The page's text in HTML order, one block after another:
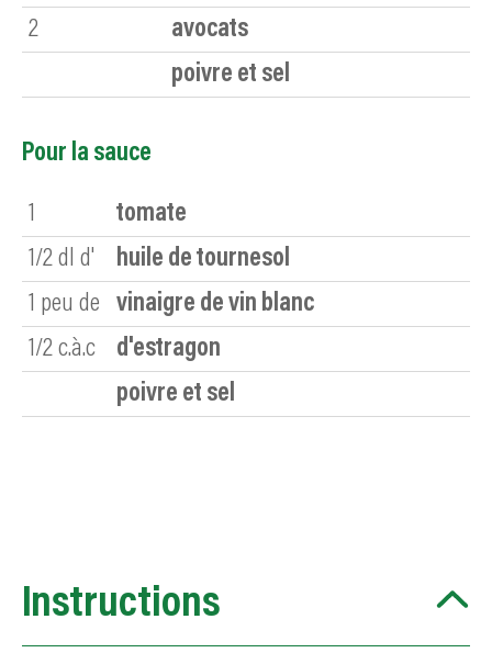
2
avocats
poivre et sel
Pour la sauce
1
tomate
1/2 dl d'
huile de tournesol
1 peu de
vinaigre de vin blanc
1/2 c.à.c
d'estragon
poivre et sel
Instructions